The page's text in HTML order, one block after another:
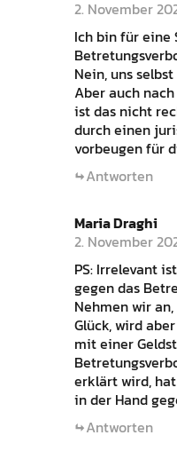
2. November
Ich bin für eine
Nein, uns
Aber auch
ist das nicht
durch einen
vorbeugen für
Antworten
Maria Draghi
2. November
PS: Irrelevant
gegen das
Nehmen wir
Glück, wird
mit einer
erklärt wird,
in der Hand
Antworten